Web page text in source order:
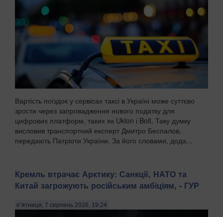
Вартість поїздок у сервісах таксі в Україні може суттєво
зрости через запровадження нового податку для
цифрових платформ, таких як Uklon і Bolt. Таку думку
висловив транспортний експерт Дмитро Беспалов,
передають Патріоти України. За його словами, дода...
Кремль втрачає Арктику: Санкції, НАТО та
Китай загрожують російським амбіціям, - ГУР
п’ятниця, 7 серпень 2026, 19:24